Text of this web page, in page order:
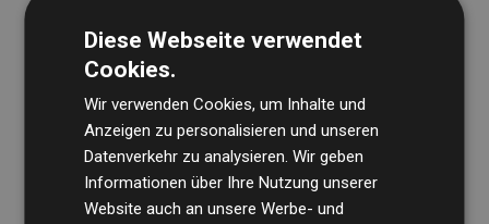
Die Wirtschaftsprüfungsgesellschaft BDOüberprüft
regelmäßig unsere Berechnungen und Methodik, um
Diese Webseite verwendet
Cookies.
Wir verwenden Cookies, um Inhalte und
Anzeigen zu personalisieren und unseren
Datenverkehr zu analysieren. Wir geben
Informationen über Ihre Nutzung unserer
Website auch an unsere Werbe- und